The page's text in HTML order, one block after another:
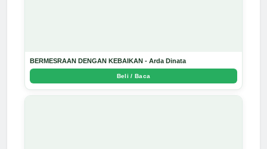
BERMESRAAN DENGAN KEBAIKAN - Arda Dinata
Beli / Baca